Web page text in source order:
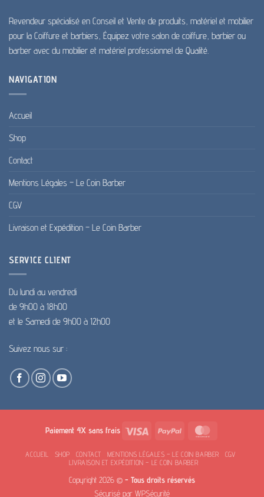
Revendeur spécialisé en Conseil et Vente de produits, matériel et mobilier
pour la Coiffure et barbiers, Équipez votre salon de coiffure, barbier ou
barber avec du mobilier et matériel professionnel de Qualité.
NAVIGATION
Accueil
Shop
Contact
Mentions Légales – Le Coin Barber
CGV
Livraison et Expédition – Le Coin Barber
SERVICE CLIENT
Du lundi au vendredi
de 9h00 à 18h00
et le Samedi de 9h00 à 12h00
Suivez nous sur :
Paiement 4X sans frais Visa PayPal
ACCUEIL SHOP CONTACT MENTIONS LÉGALES – LE COIN BARBER
CGV
LIVRAISON ET EXPÉDITION – LE COIN BARBER
Copyright 2026 © - Tous droits réservés
Sécurisé par WPSécurité